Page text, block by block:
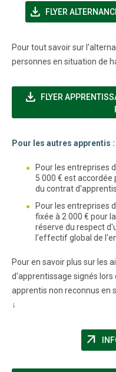
file_download FLYER
Pour tout savoir sur
personnes en situation de
file_download FLYER
Pour les autres apprentis :
Pour les entreprises
5 000 € est
du contrat
Pour les entreprises
fixée à 2 000 € pour
réserve du respect
l'effectif global de
Pour en savoir plus sur les
d'apprentissage signés
apprentis non reconnus en
↓
arrow_outward